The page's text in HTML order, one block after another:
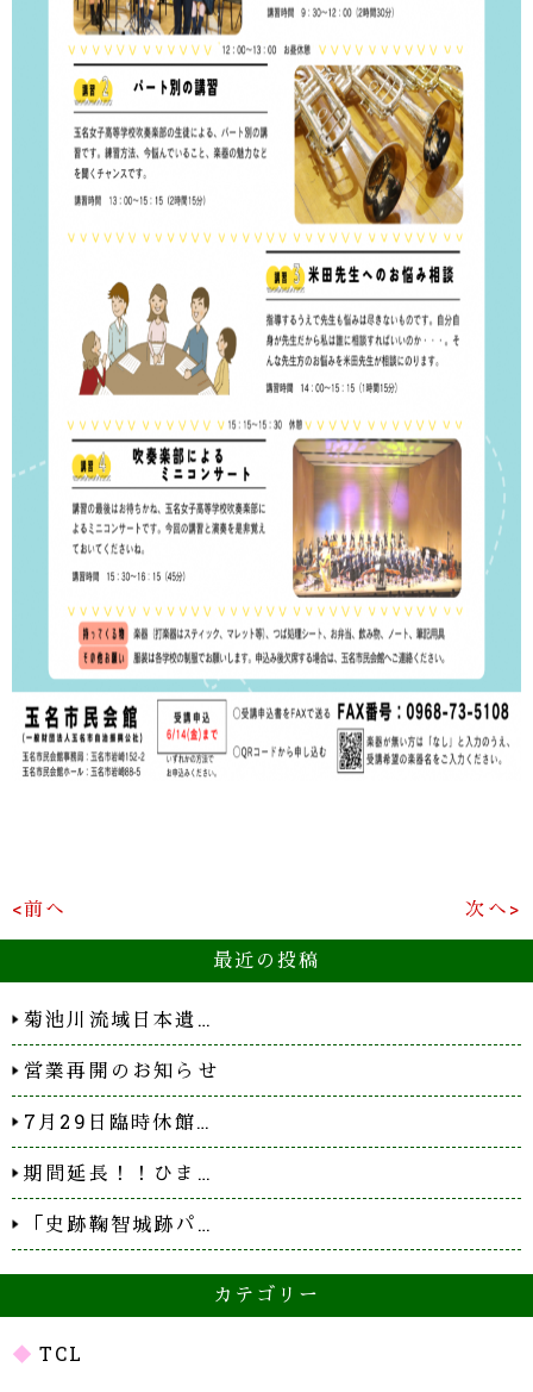
<前へ 次へ>
最近の投稿
菊池川流域日本遺…
営業再開のお知らせ
7月29日臨時休館…
期間延長！！ひま…
「史跡鞠智城跡パ…
カテゴリー
TCL